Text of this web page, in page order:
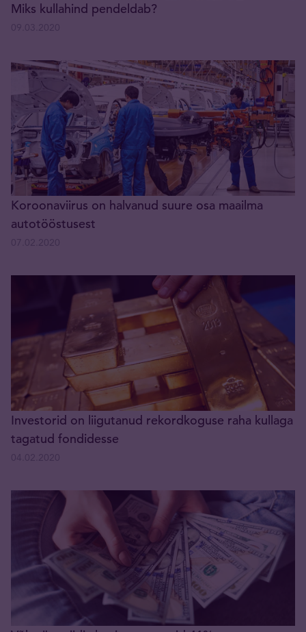
Miks kullahind pendeldab?
Koroonaviirus on halvanud suure osa maailma
autotööstusest
Investorid on liigutanud rekordkoguse raha kullaga
tagatud fondidesse